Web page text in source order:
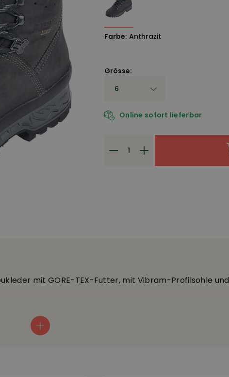
Farbe: Anthrazit
Grösse:
Online sofort lieferbar
mit GORE-TEX-Futter, mit Vibram-Profilsohle und